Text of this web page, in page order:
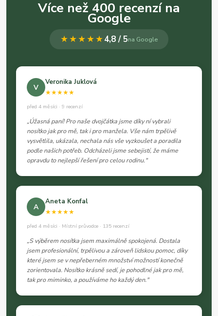
Více než 400 recenzí na
Google
★★★★★4,8 / 5na Google
V
Veronika Juklová
★★★★★
před 4 měsíci · 9 recenzí
„Úžasná paní! Pro naše dvojčátka jsme díky ní vybrali
nosítko jak pro mě, tak i pro manžela. Vše nám trpělivě
vysvětlila, ukázala, nechala nás vše vyzkoušet a poradila
podle našich potřeb. Odcházeli jsme sebejistí, že máme
opravdu to nejlepší řešení pro celou rodinu."
A
Aneta Konfal
★★★★★
před 4 měsíci · Místní průvodce · 135 recenzí
„S výběrem nosítka jsem maximálně spokojená. Dostala
jsem profesionální, trpělivou a zároveň lidskou pomoc, díky
které jsem se v nepřeberném množství možností konečně
zorientovala. Nosítko krásně sedí, je pohodlné jak pro mě,
tak pro miminko, a používáme ho každý den."